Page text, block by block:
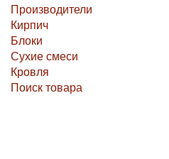
Производители
Кирпич
Блоки
Сухие смеси
Кровля
Поиск товара